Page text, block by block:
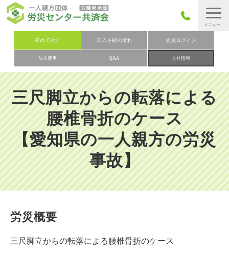
初めての方 加入手続の流れ 会員ログイン
加入費用 Q&A 会社情報
労災保険とは
労災保険の取りまとめ
労災保険加入手続きの流れ
加入費用
加入申込み
会社概要
お問い合わせ
会員メニュー
三尺脚立からの転落による
腰椎骨折のケース
【愛知県の一人親方の労災
事故】
労災概要
三尺脚立からの転落による腰椎骨折のケース